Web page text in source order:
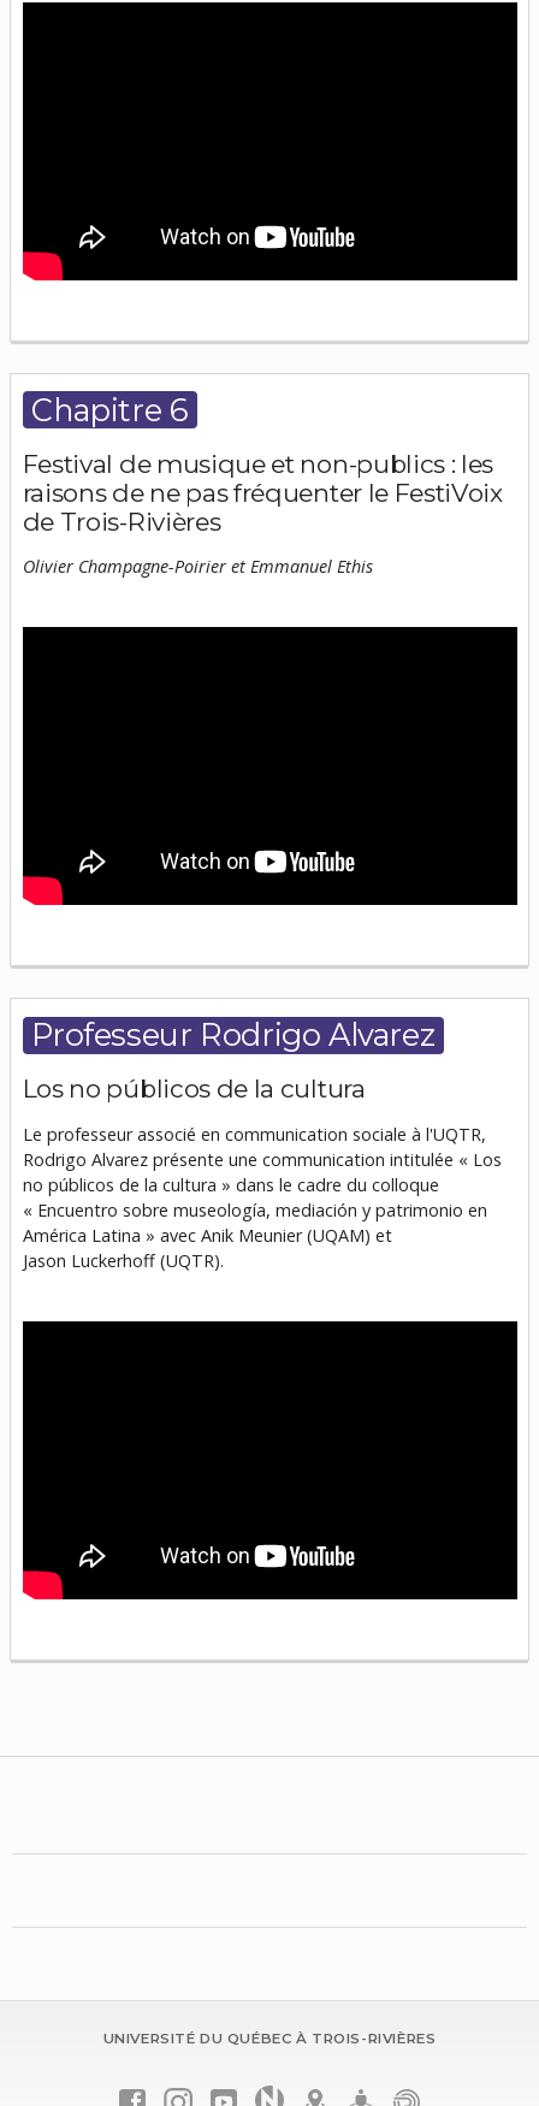
Chapitre 6
Festival de musique et non-publics : les
raisons de ne pas fréquenter le FestiVoix
de Trois-Rivières
Olivier Champagne-Poirier et Emmanuel Ethis
Professeur Rodrigo Alvarez
Los no públicos de la cultura
Le professeur associé en communication sociale à l'UQTR,
Rodrigo Alvarez présente une communication intitulée « Los
no públicos de la cultura » dans le cadre du colloque
« Encuentro sobre museología, mediación y patrimonio en
América Latina » avec Anik Meunier (UQAM) et
Jason Luckerhoff (UQTR).
UNIVERSITÉ DU QUÉBEC À TROIS-RIVIÈRES